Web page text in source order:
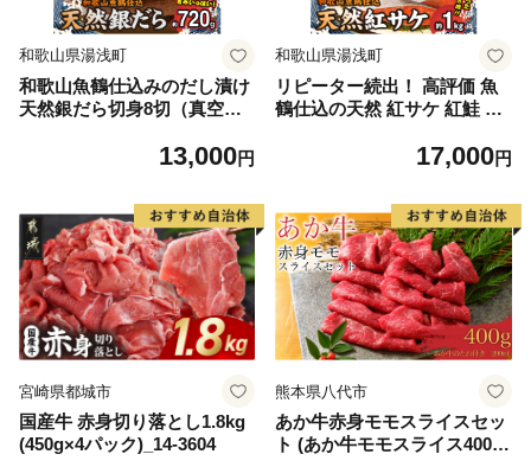
和歌山県湯浅町
和歌山魚鶴仕込みのだし漬け
天然銀だら切身8切（真空パ
製法 良質な脂 ふっくら 柔ら
ぶ だし漬け 煮付け ムニエル
味噌漬け 鍋物 冷凍 湯浅町 送
料無料_G7334
13,000円
和歌山県湯浅町
リピーター続出！ 高評価 魚
鶴仕込の天然 紅サケ 紅鮭 鮭
レビュー高評価 小分け 真空
海鮮 魚介 食品 食べ物 おかず
お弁当 水産加工品 冷凍 グル
メ お取り寄せ 和歌山県 湯浅
町 送料無料_G7317
17,000円
宮崎県都城市
国産牛 赤身切り落とし1.8kg
(450g×4パック)_14-3604
熊本県八代市
あか牛赤身モモスライスセッ
ト (あか牛モモスライス400